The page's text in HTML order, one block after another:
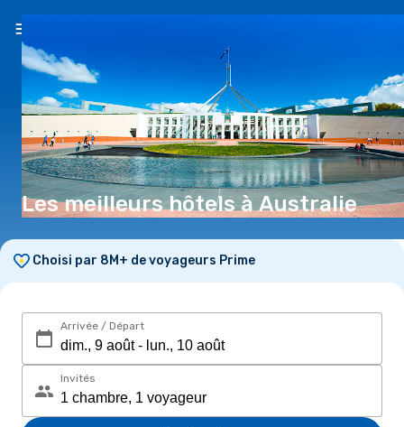
Les meilleurs hôtels à Australie
Choisi par 8M+ de voyageurs Prime
Arrivée / Départ
Invités